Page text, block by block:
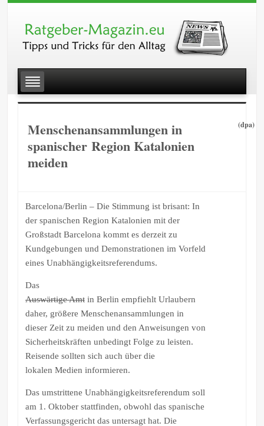
Menschenansammlungen in
spanischer Region Katalonien
meiden
(dpa)
Barcelona/Berlin – Die Stimmung ist brisant: In
der spanischen Region Katalonien mit der
Großstadt Barcelona kommt es derzeit zu
Kundgebungen und Demonstrationen im Vorfeld
eines Unabhängigkeitsreferendums.
Das
Auswärtige Amtin Berlin empfiehlt Urlaubern
daher, größere Menschenansammlungen in
dieser Zeit zu meiden und den Anweisungen von
Sicherheitskräften unbedingt Folge zu leisten.
Reisende sollten sich auch über die
lokalen Medien informieren.
Das umstrittene Unabhängigkeitsreferendum soll
am 1. Oktober stattfinden, obwohl das spanische
Verfassungsgericht das untersagt hat. Die